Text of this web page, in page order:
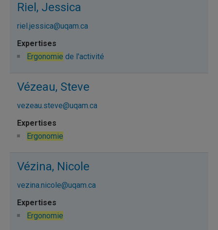
Riel, Jessica
riel.jessica@uqam.ca
Ergonomie de l'activité
Vézeau, Steve
vezeau.steve@uqam.ca
Ergonomie
Vézina, Nicole
vezina.nicole@uqam.ca
Ergonomie